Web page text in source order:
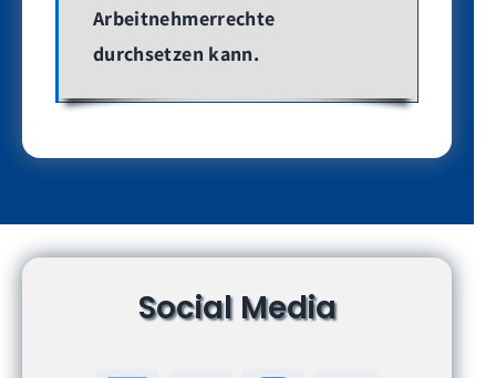
Arbeitnehmerrechte
durchsetzen kann.
Social Media